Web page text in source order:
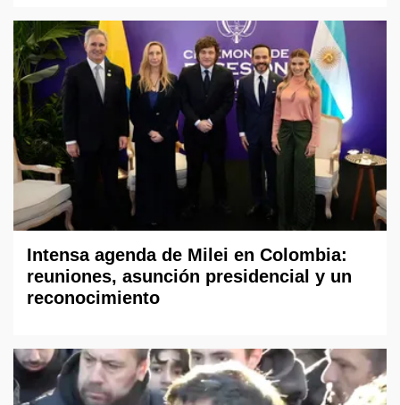
Intensa agenda de Milei en Colombia:
reuniones, asunción presidencial y un
reconocimiento